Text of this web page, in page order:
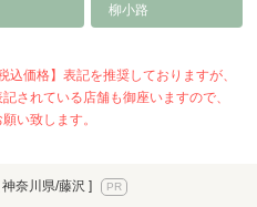
柳小路
価格】表記を推奨しておりますが、
されている店舗も御座いますので、
い致します。
神奈川県/藤沢 ]